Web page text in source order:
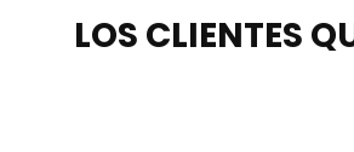
LOS CLIENTES